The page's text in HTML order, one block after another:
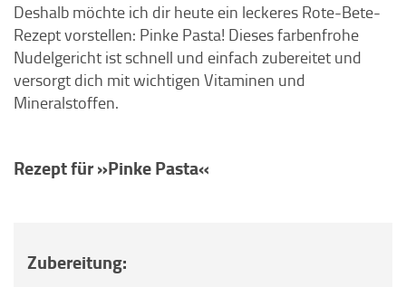
Deshalb möchte ich dir heute ein leckeres Rote-Bete-
Rezept vorstellen: Pinke Pasta! Dieses farbenfrohe
Nudelgericht ist schnell und einfach zubereitet und
versorgt dich mit wichtigen Vitaminen und
Mineralstoffen.
Rezept für »Pinke Pasta«
Zubereitung: